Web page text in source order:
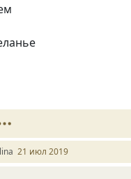
21 июл 2019